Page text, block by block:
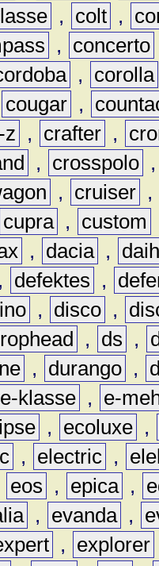
, colt ,
, concerto
,
corolla
cougar ,
z , crafter ,
, crosspolo
, cruiser ,
cupra , custom
, dacia ,
, defektes ,
, disco ,
, ds ,
, durango ,
e-klasse ,
e-
, ecoluxe ,
, electric ,
eos , epica ,
, evanda ,
, explorer